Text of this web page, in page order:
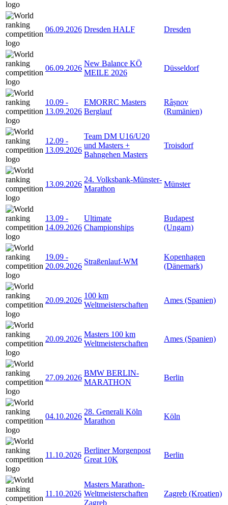
06.09.2026 Dresden HALF Dresden
06.09.2026
New Balance KÖ
MEILE 2026
Düsseldorf
10.09 -
13.09.2026
EMORRC Masters
Berglauf
Râșnov
(Rumänien)
12.09 -
13.09.2026
Team DM U16/U20
und Masters +
Bahngehen Masters
Troisdorf
13.09.2026
24. Volksbank-Münster-
Marathon
Münster
13.09 -
14.09.2026
Ultimate
Championships
Budapest
(Ungarn)
19.09 -
20.09.2026
Straßenlauf-WM
Kopenhagen
(Dänemark)
20.09.2026
100 km
Weltmeisterschaften
Ames (Spanien)
20.09.2026
Masters 100 km
Weltmeisterschaften
Ames (Spanien)
27.09.2026
BMW BERLIN-
MARATHON
Berlin
04.10.2026
28. Generali Köln
Marathon
Köln
11.10.2026
Berliner Morgenpost
Great 10K
Berlin
11.10.2026
Masters Marathon-
Weltmeisterschaften
Zagreb
Zagreb (Kroatien)